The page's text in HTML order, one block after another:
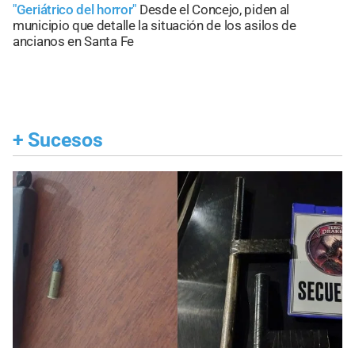
"Geriátrico del horror" Desde el Concejo, piden al
municipio que detalle la situación de los asilos de
ancianos en Santa Fe
+ Sucesos